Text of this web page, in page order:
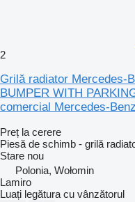
2
Grilă radiator Mercedes-
BUMPER WITH
comercial Mercedes-
Preț la cerere
Piesă de schimb - grilă
Stare nou
Polonia, Wołomin
Lamiro
Luați legătura cu vânzătorul